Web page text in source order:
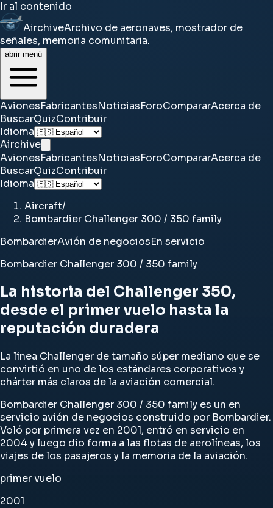
Ir al contenido
AirchiveArchivo de aeronaves, mostrador de
señales, memoria comunitaria.
abrir menú
AvionesFabricantesNoticiasForoCompararAcerca de
BuscarQuizContribuir
Idioma
Airchive
AvionesFabricantesNoticiasForoCompararAcerca de
BuscarQuizContribuir
Idioma
Aircraft/
Bombardier Challenger 300 / 350 family
BombardierAvión de negociosEn servicio
Bombardier Challenger 300 / 350 family
La historia del Challenger 350,
desde el primer vuelo hasta la
reputación duradera
La línea Challenger de tamaño súper mediano que se
convirtió en uno de los estándares corporativos y
chárter más claros de la aviación comercial.
Bombardier Challenger 300 / 350 family es un en
servicio avión de negocios construido por Bombardier.
Voló por primera vez en 2001, entró en servicio en
2004 y luego dio forma a las flotas de aerolíneas, los
viajes de los pasajeros y la memoria de la aviación.
primer vuelo
2001